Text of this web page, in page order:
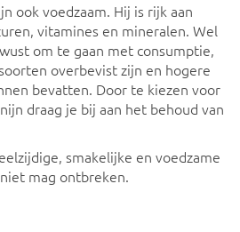
ook voedzaam. Hij is rijk aan
vitamines en mineralen. Wel
om te gaan met consumptie,
overbevist zijn en hogere
bevatten. Door te kiezen voor
draag je bij aan het behoud van
smakelijke en voedzame
mag ontbreken.